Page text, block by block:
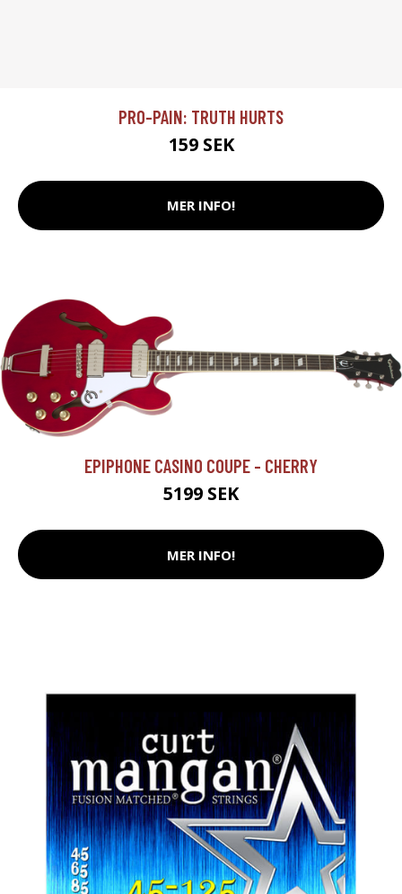
PRO-PAIN: TRUTH HURTS
159 SEK
MER INFO!
EPIPHONE CASINO COUPE - CHERRY
5199 SEK
MER INFO!